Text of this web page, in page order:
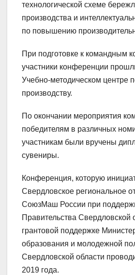
технологической схеме
производства и
по повышению
При подготовке к командным
участники конференции
Учебно-методическом центре
производству.
По окончании мероприятия
победителям в различных
участникам были вручены
сувениры.
Конференция, которую
Свердловское региональное
СоюзМаш России при
Правительства Свердловской
грантовой поддержке
образования и молодежной
Свердловской области
2019 года.